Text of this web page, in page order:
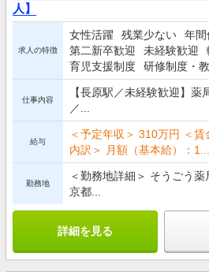
人】
求人の特徴
女性活躍 残業少ない
年間
第二新卒歓迎
未経験歓迎
育児支援制度
研修制度・
仕事内容
【長原駅／未経験歓迎】
／...
給与
＜予定年収＞ 310万円 ＜
内訳＞ 月額（基本給）：1...
勤務地
＜勤務地詳細＞ そうごう
京都...
詳細を見る